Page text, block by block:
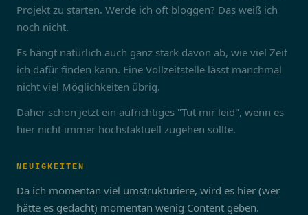
Projekt zu starten. Werde ich oft bloggen? Das weiß ich
noch nicht.
Es hängt natürlich auch ganz stark davon ab, wie viel Zeit
ich dafür finden kann. Eine Vollzeitstelle lässt manchmal
nicht viel Möglichkeiten übrig.
Daher schon jetzt ein aufrichtiges "Tut mir leid", wenn es
hier nicht immer höchstaktuell zugehen sollte.
NEUIGKEITEN
Da ich momentan viel umstrukturiere, wird es hier (wer
hätte es gedacht) momentan wenig Content geben.